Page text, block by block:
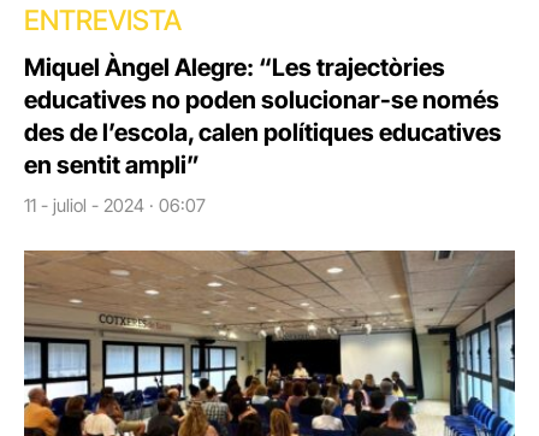
ENTREVISTA
Miquel Àngel Alegre: “Les trajectòries
educatives no poden solucionar-se només
des de l’escola, calen polítiques educatives
en sentit ampli”
11 - juliol - 2024 · 06:07